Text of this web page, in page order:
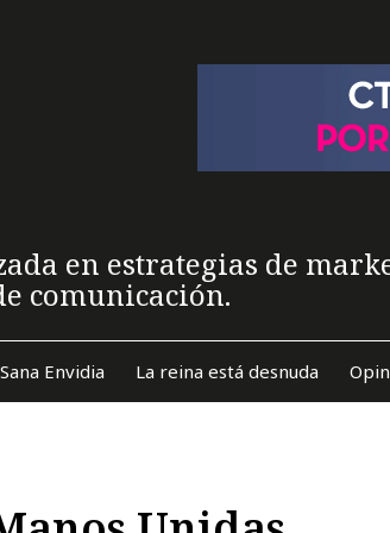
en estrategias de
comunicación.
Sana Envidia La reina está desnuda